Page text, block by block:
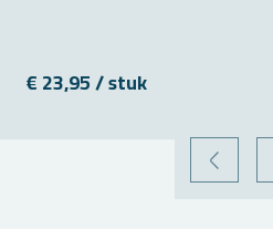
€ 23,95 / stuk
VORIGE